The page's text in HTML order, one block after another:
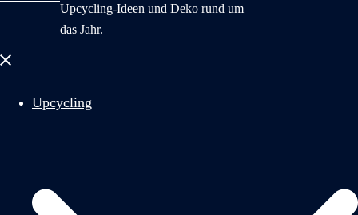
Upcycling-Ideen und Deko rund um
das Jahr.
Menü
Upcycling